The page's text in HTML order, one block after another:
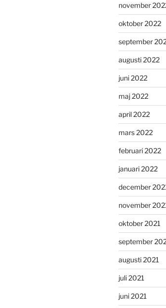
november
oktober 2022
september
augusti 2022
juni 2022
maj 2022
april 2022
mars 2022
februari 2022
januari 2022
december
november
oktober 2021
september
augusti 2021
juli 2021
juni 2021